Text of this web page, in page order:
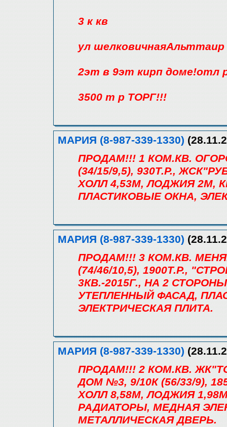
3 к кв
ул
2эт в 9эт кирп доме!отл
3500 т р ТОРГ!!!
МАРИЯ (8-987-339-1330)
ПРОДАМ!!! 1 КОМ.КВ.
(34/15/9,5), 930Т.Р.,
ХОЛЛ 4,53М, ЛОДЖИЯ 2М,
ПЛАСТИКОВЫЕ ОКНА,
МАРИЯ (8-987-339-1330)
ПРОДАМ!!! 3 КОМ.КВ.
(74/46/10,5), 1900Т.Р.,
3КВ.-2015Г., НА 2
УТЕПЛЕННЫЙ ФАСАД,
ЭЛЕКТРИЧЕСКАЯ ПЛИТА.
МАРИЯ (8-987-339-1330)
ПРОДАМ!!! 2 КОМ.КВ.
ДОМ №3, 9/10К (56/33/9),
ХОЛЛ 8,58М, ЛОДЖИЯ
РАДИАТОРЫ, МЕДНАЯ
МЕТАЛЛИЧЕСКАЯ ДВЕРЬ.